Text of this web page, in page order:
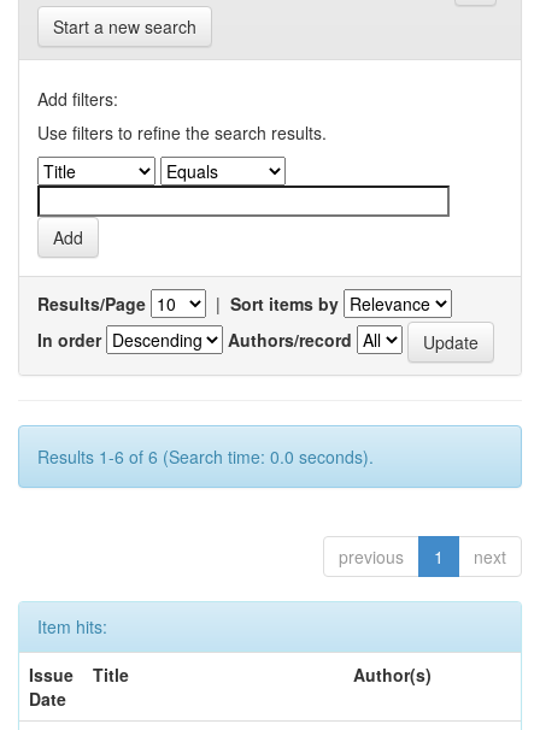
Start a new search
Add filters:
Use filters to refine the search results.
Results/Page | Sort items by
In order
Authors/record
Results 1-6 of 6 (Search time: 0.0 seconds).
previous 1 next
Item hits:
Issue
Date
Title Author(s)